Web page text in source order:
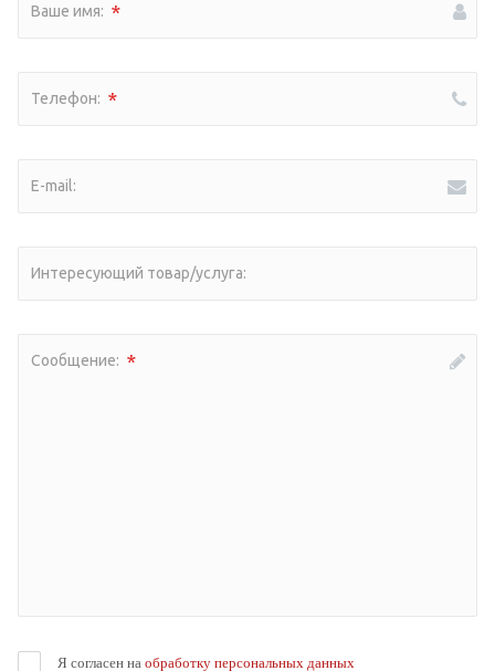
Ваше имя: *
Телефон: *
E-mail:
Интересующий товар/услуга:
Сообщение: *
Я согласен на обработку персональных данных